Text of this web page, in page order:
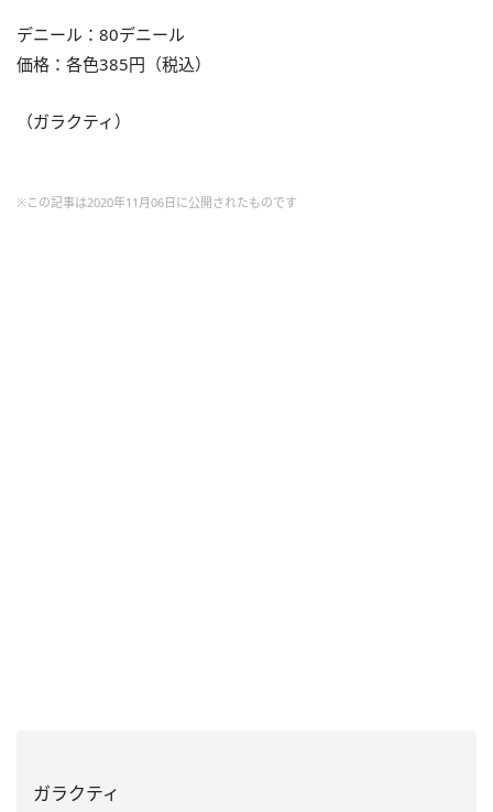
デニール：80デニール
価格：各色385円（税込）
（ガラクティ）
※この記事は2020年11月06日に公開されたものです
ガラクティ